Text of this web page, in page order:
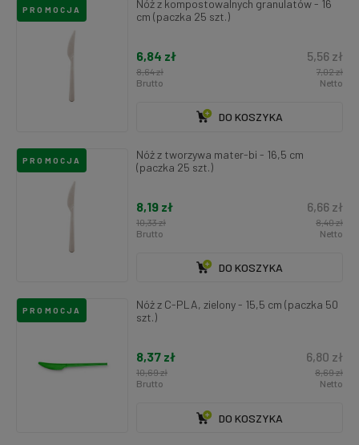
Nóż z kompostowalnych granulatów - 16
cm (paczka 25 szt.)
6,84 zł
8,64 zł
Brutto
5,56 zł
7,02 zł
Netto
DO KOSZYKA
PROMOCJA
Nóż z tworzywa mater-bi - 16,5 cm
(paczka 25 szt.)
8,19 zł
10,33 zł
Brutto
6,66 zł
8,40 zł
Netto
DO KOSZYKA
PROMOCJA
Nóż z C-PLA, zielony - 15,5 cm (paczka 50
szt.)
8,37 zł
10,69 zł
Brutto
6,80 zł
8,69 zł
Netto
DO KOSZYKA
PROMOCJA